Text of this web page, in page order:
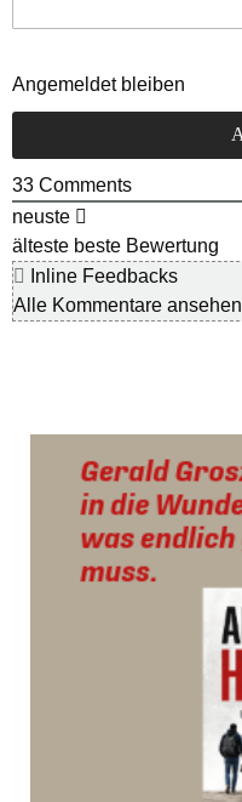
Angemeldet bleiben
33 Comments
neuste
älteste beste Bewertung
Inline Feedbacks
Alle Kommentare ansehen